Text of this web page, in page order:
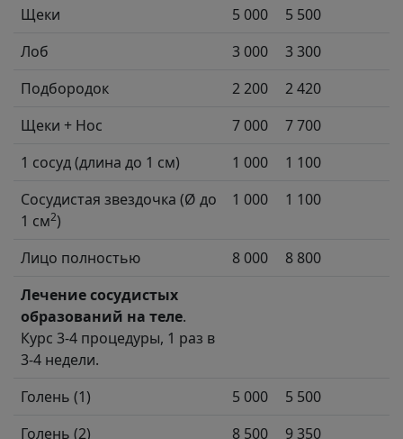
Щеки
5 000
5 500
Лоб
3 000
3 300
Подбородок
2 200
2 420
Щеки + Нос
7 000
7 700
1 сосуд (длина до 1 см)
1 000
1 100
Сосудистая звездочка (Ø до
1 см2)
1 000 1 100
Лицо полностью 8 000
8 800
Лечение сосудистых
образований на теле.
Курс 3-4 процедуры, 1 раз в
3-4 недели.
Голень (1)
5 000
5 500
Голень (2)
8 500
9 350